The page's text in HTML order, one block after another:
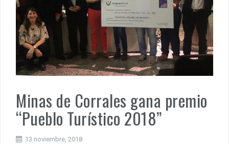
Minas de Corrales gana premio
“Pueblo Turístico 2018”
13 noviembre, 2018